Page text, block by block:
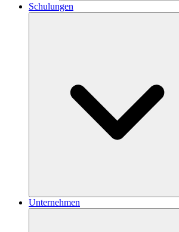
Schulungen
Unternehmen